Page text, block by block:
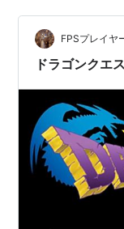
FPSプレイヤ
ドラゴンクエ